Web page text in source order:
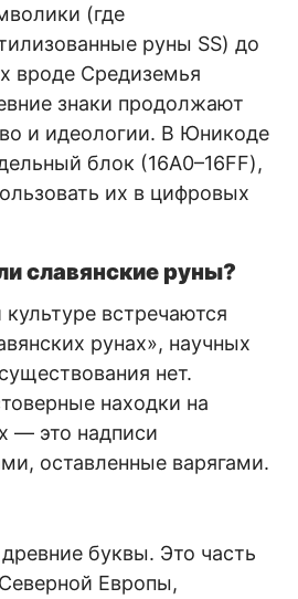
(где
руны SS) до
вроде Средиземья
знаки продолжают
и идеологии. В Юникоде
блок (16A0–16FF),
их в цифровых
славянские руны?
встречаются
рунах», научных
нет.
находки на
— это надписи
оставленные варягами.
буквы. Это часть
Европы,